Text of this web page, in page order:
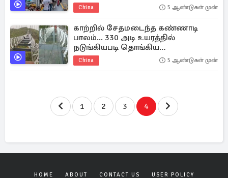
China 5 ஆண்டுகள் முன்
காற்றில் சேதமடைந்த கண்ணாடி
பாலம்... 330 அடி உயரத்தில்
நடுங்கியபடி தொங்கிய
சுற்றுலாப்பயணி: ஒரு திகில் காட்சி
China 5 ஆண்டுகள் முன்
1 2 3 4
HOME ABOUT CONTACT US USER POLICY